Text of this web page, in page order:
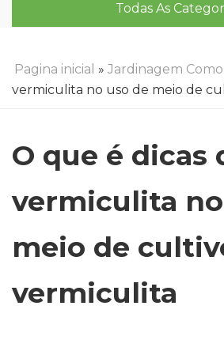
Todas As
Pagina inicial » Jardinagem Como
vermiculita no uso de meio de
O que é dicas
vermiculita
meio de
vermiculita